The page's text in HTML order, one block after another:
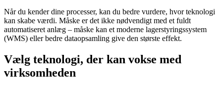
Når du kender dine processer, kan du bedre vurdere, hvor teknologi
kan skabe værdi. Måske er det ikke nødvendigt med et fuldt
automatiseret anlæg – måske kan et moderne lagerstyringssystem
(WMS) eller bedre dataopsamling give den største effekt.
Vælg teknologi, der kan vokse med
virksomheden